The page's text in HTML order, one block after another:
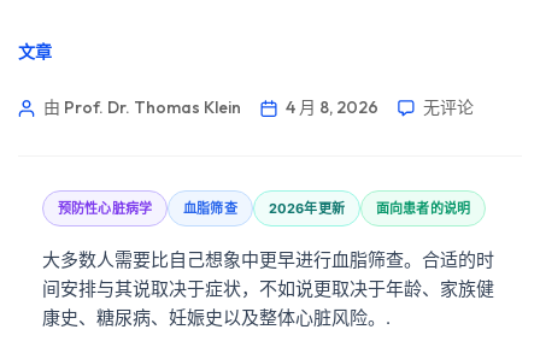
文章
由 Prof. Dr. Thomas Klein 4 月 8, 2026 无评论
预防性心脏病学 血脂筛查 2026年更新 面向患者的说明
大多数人需要比自己想象中更早进行血脂筛查。合适的时
间安排与其说取决于症状，不如说更取决于年龄、家族健
康史、糖尿病、妊娠史以及整体心脏风险。.